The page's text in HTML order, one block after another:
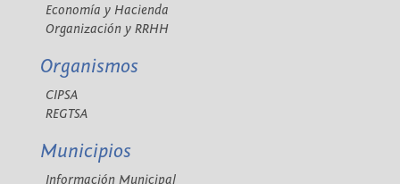
Economía y Hacienda
Organización y RRHH
Organismos
CIPSA
REGTSA
Municipios
Información Municipal